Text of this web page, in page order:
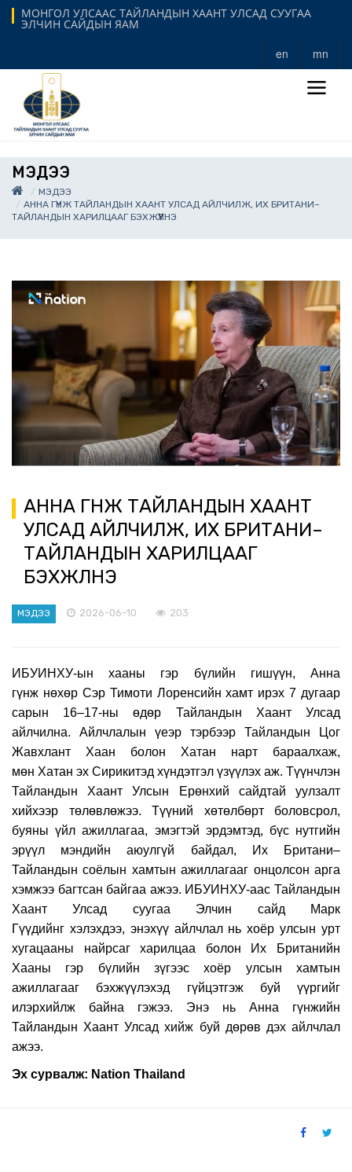
МОНГОЛ УЛСААС ТАЙЛАНДЫН ХААНТ УЛСАД СУУГАА
ЭЛЧИН САЙДЫН ЯАМ
en mn
МЭДЭЭ
МЭДЭЭ
АННА ГҮНЖ ТАЙЛАНДЫН ХААНТ УЛСАД АЙЛЧИЛЖ, ИХ БРИТАНИ–
ТАЙЛАНДЫН ХАРИЛЦААГ БЭХЖҮҮЛНЭ
АННА ГҮНЖ ТАЙЛАНДЫН ХААНТ
УЛСАД АЙЛЧИЛЖ, ИХ БРИТАНИ–
ТАЙЛАНДЫН ХАРИЛЦААГ
БЭХЖҮҮЛНЭ
МЭДЭЭ 2026-06-10 203
ИБУИНХУ-ын хааны гэр бүлийн гишүүн, Анна
гүнж нөхөр Сэр Тимоти Лоренсийн хамт ирэх 7 дугаар
сарын 16–17-ны өдөр Тайландын Хаант Улсад
айлчилна. Айлчлалын үеэр тэрбээр Тайландын Цог
Жавхлант Хаан болон Хатан нарт бараалхаж,
мөн Хатан эх Сирикитэд хүндэтгэл үзүүлэх аж. Түүнчлэн
Тайландын Хаант Улсын Ерөнхий сайдтай уулзалт
хийхээр төлөвлөжээ. Түүний хөтөлбөрт боловсрол,
буяны үйл ажиллагаа, эмэгтэй эрдэмтэд, бүс нутгийн
эрүүл мэндийн аюулгүй байдал, Их Британи–
Тайландын соёлын хамтын ажиллагааг онцолсон арга
хэмжээ багтсан байгаа ажээ. ИБУИНХУ-аас Тайландын
Хаант Улсад суугаа Элчин сайд Марк
Гүүдийнг хэлэхдээ, энэхүү айлчлал нь хоёр улсын урт
хугацааны найрсаг харилцаа болон Их Британийн
Хааны гэр бүлийн зүгээс хоёр улсын хамтын
ажиллагааг бэхжүүлэхэд гүйцэтгэж буй үүргийг
илэрхийлж байна гэжээ. Энэ нь Анна гүнжийн
Тайландын Хаант Улсад хийж буй дөрөв дэх айлчлал
ажээ.
Эх сурвалж: Nation Thailand